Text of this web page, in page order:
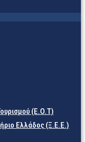
(Ε.Ο.Τ)
Ελλάδος (Ξ.Ε.Ε.)